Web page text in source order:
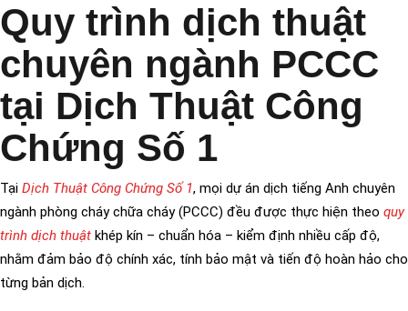
Quy trình dịch thuật
chuyên ngành PCCC
tại Dịch Thuật Công
Chứng Số 1
Tại Dịch Thuật Công Chứng Số 1, mọi dự án dịch tiếng Anh chuyên
ngành phòng cháy chữa cháy (PCCC) đều được thực hiện theo quy
trình dịch thuật khép kín – chuẩn hóa – kiểm định nhiều cấp độ,
nhằm đảm bảo độ chính xác, tính bảo mật và tiến độ hoàn hảo cho
từng bản dịch.